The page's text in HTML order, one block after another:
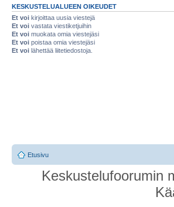
KESKUSTELUALUEEN OIKEUDET
Et voi kirjoittaa uusia viestejä
Et voi vastata viestiketjuihin
Et voi muokata omia viestejäsi
Et voi poistaa omia viestejäsi
Et voi lähettää liitetiedostoja.
Etusivu
Keskustelufoorumin